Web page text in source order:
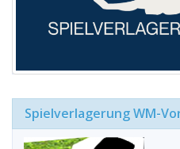
Spielverlagerung WM-